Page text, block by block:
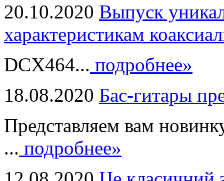
20.10.2020 Выпуск
характеристикам
DCX464... подробнее»
18.08.2020 Бас-гитары
Представляем вам
... подробнее»